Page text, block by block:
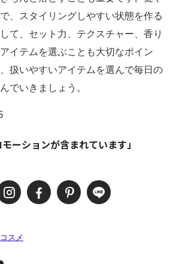
、スタイリングしやすい状態を作る
て、セット力、テクスチャー、香り
イテムを選ぶことも大切なポイン
扱いやすいアイテムを選んで毎日の
でいきましょう。
ーションが含まれています」
スメ